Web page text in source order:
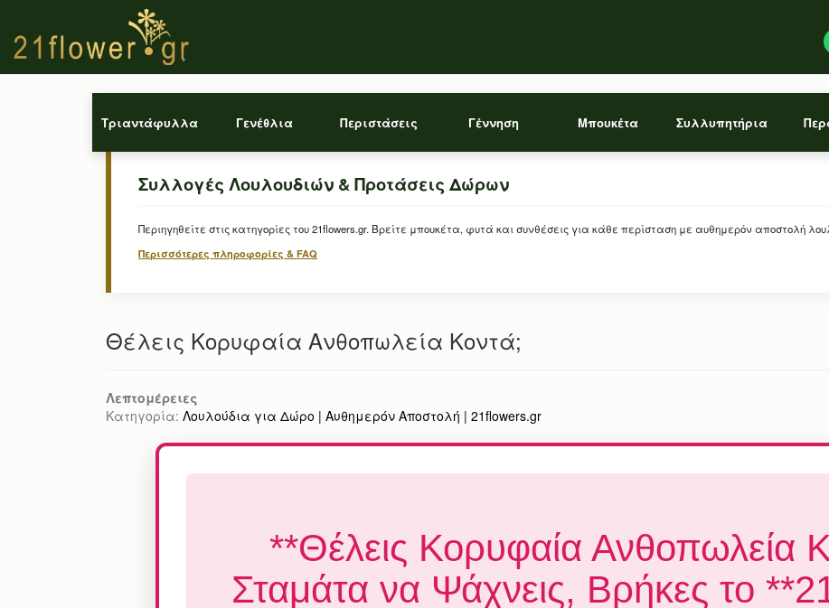
Τριαντάφυλλα Γενέθλια Περιστάσεις Γέννηση Μπουκέτα Συλλυπητήρια
Συλλογές Λουλουδιών & Προτάσεις Δώρων
Περιηγηθείτε στις κατηγορίες του 21flowers.gr. Βρείτε μπουκέτα, φυτά και συνθέσεις για κάθε περίσταση με αυθημερόν αποστολή
Περισσότερες πληροφορίες & FAQ
Θέλεις Κορυφαία Ανθοπωλεία Κοντά;
Λεπτομέρειες
Κατηγορία: Λουλούδια για Δώρο | Αυθημερόν Αποστολή | 21flowers.gr
**Θέλεις Κορυφαία Ανθοπωλεία
Σταμάτα να Ψάχνεις, Βρήκες το